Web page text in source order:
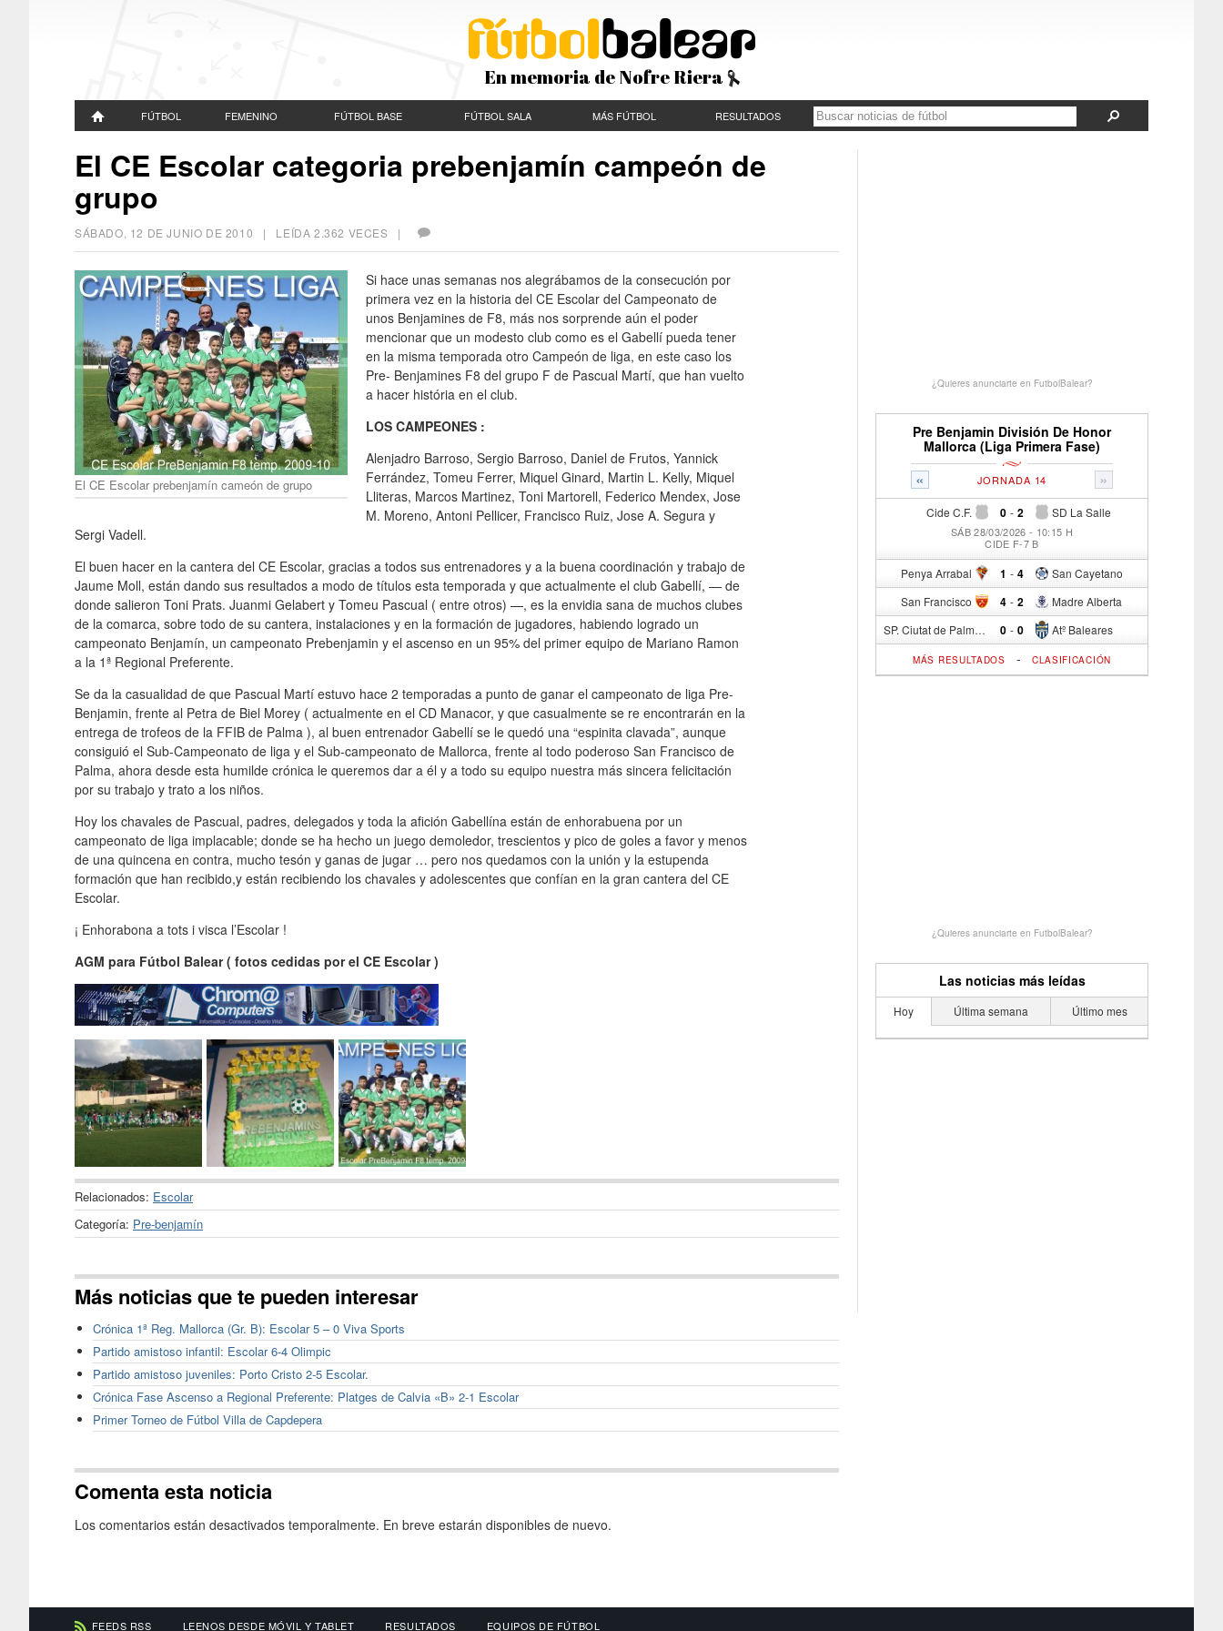
En memoria de Nofre Riera
FÚTBOL FEMENINO FÚTBOL BASE FÚTBOL SALA MÁS FÚTBOL RESULTADOS
El CE Escolar categoria prebenjamín campeón de
grupo
SÁBADO, 12 DE JUNIO DE 2010 | LEÍDA 2.362 VECES |
El CE Escolar prebenjamín cameón de grupo
Si hace unas semanas nos alegrábamos de la consecución por
primera vez en la historia del CE Escolar del Campeonato de
unos Benjamines de F8, más nos sorprende aún el poder
mencionar que un modesto club como es el Gabellí pueda tener
en la misma temporada otro Campeón de liga, en este caso los
Pre- Benjamines F8 del grupo F de Pascual Martí, que han vuelto
a hacer história en el club.
LOS CAMPEONES :
Alenjadro Barroso, Sergio Barroso, Daniel de Frutos, Yannick
Ferrández, Tomeu Ferrer, Miquel Ginard, Martin L. Kelly, Miquel
Lliteras, Marcos Martinez, Toni Martorell, Federico Mendex, Jose
M. Moreno, Antoni Pellicer, Francisco Ruiz, Jose A. Segura y
Sergi Vadell.
El buen hacer en la cantera del CE Escolar, gracias a todos sus entrenadores y a la buena coordinación y trabajo de
Jaume Moll, están dando sus resultados a modo de títulos esta temporada y que actualmente el club Gabellí, — de
donde salieron Toni Prats. Juanmi Gelabert y Tomeu Pascual ( entre otros) —, es la envidia sana de muchos clubes
de la comarca, sobre todo de su cantera, instalaciones y en la formación de jugadores, habiendo logrado un
campeonato Benjamín, un campeonato Prebenjamin y el ascenso en un 95% del primer equipo de Mariano Ramon
a la 1ª Regional Preferente.
Se da la casualidad de que Pascual Martí estuvo hace 2 temporadas a punto de ganar el campeonato de liga Pre-
Benjamin, frente al Petra de Biel Morey ( actualmente en el CD Manacor, y que casualmente se re encontrarán en la
entrega de trofeos de la FFIB de Palma ), al buen entrenador Gabellí se le quedó una “espinita clavada”, aunque
consiguió el Sub-Campeonato de liga y el Sub-campeonato de Mallorca, frente al todo poderoso San Francisco de
Palma, ahora desde esta humilde crónica le queremos dar a él y a todo su equipo nuestra más sincera felicitación
por su trabajo y trato a los niños.
Hoy los chavales de Pascual, padres, delegados y toda la afición Gabellína están de enhorabuena por un
campeonato de liga implacable; donde se ha hecho un juego demoledor, trescientos y pico de goles a favor y menos
de una quincena en contra, mucho tesón y ganas de jugar … pero nos quedamos con la unión y la estupenda
formación que han recibido,y están recibiendo los chavales y adolescentes que confían en la gran cantera del CE
Escolar.
¡ Enhorabona a tots i visca l’Escolar !
AGM para Fútbol Balear ( fotos cedidas por el CE Escolar )
Relacionados: Escolar
Categoría: Pre-benjamín
Más noticias que te pueden interesar
Crónica 1ª Reg. Mallorca (Gr. B): Escolar 5 – 0 Viva Sports
Partido amistoso infantil: Escolar 6-4 Olimpic
Partido amistoso juveniles: Porto Cristo 2-5 Escolar.
Crónica Fase Ascenso a Regional Preferente: Platges de Calvia «B» 2-1 Escolar
Primer Torneo de Fútbol Villa de Capdepera
Comenta esta noticia
Los comentarios están desactivados temporalmente. En breve estarán disponibles de nuevo.
¿Quieres anunciarte en FutbolBalear?
Pre Benjamin División De Honor
Mallorca (Liga Primera Fase)
« »
JORNADA 14
Cide C.F. 0 - SD La Salle
2
SÁB 28/03/2026 - 10:15 H
CIDE F-7 B
Penya Arrabal 1 - San Cayetano
4
San Francisco 4 - Madre Alberta
2
SP. Ciutat de Palma 0 - Atº Baleares
0
MÁS RESULTADOS - CLASIFICACIÓN
¿Quieres anunciarte en FutbolBalear?
Las noticias más leídas
Hoy Última semana Último mes
FEEDS RSS LEENOS DESDE MÓVIL Y TABLET RESULTADOS EQUIPOS DE FÚTBOL